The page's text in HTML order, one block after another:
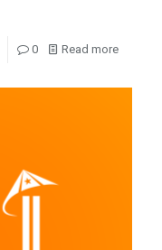
0 Read more